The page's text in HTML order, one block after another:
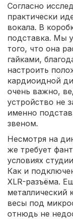
Согласно
практически
вокала. В
подставка. Мы
того, что она
гайками,
настроить
кардиоидной
очень важно,
устройство не
именно
звеном.
Несмотря на
же требует
условиях
Как и
XLR-разъёма.
металлический
весы под
отнюдь не